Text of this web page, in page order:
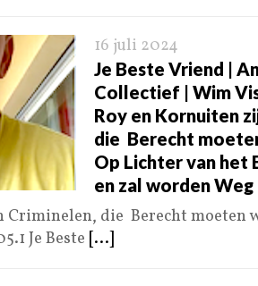
16 juli 2024
Je Beste Vriend |
Collectief | Wim
Roy en Kornuiten
die Berecht
Op Lichter van het
en zal worden Weg
Criminelen, die Berecht moeten
Je Beste [...]